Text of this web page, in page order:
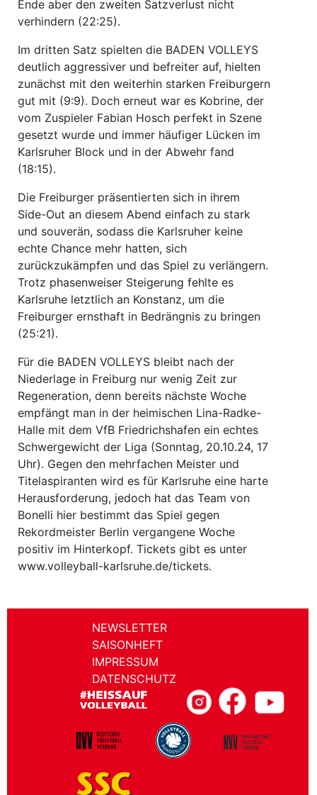
Ende aber den zweiten Satzverlust nicht
verhindern (22:25).
Im dritten Satz spielten die BADEN VOLLEYS
deutlich aggressiver und befreiter auf, hielten
zunächst mit den weiterhin starken Freiburgern
gut mit (9:9). Doch erneut war es Kobrine, der
vom Zuspieler Fabian Hosch perfekt in Szene
gesetzt wurde und immer häufiger Lücken im
Karlsruher Block und in der Abwehr fand
(18:15).
Die Freiburger präsentierten sich in ihrem
Side-Out an diesem Abend einfach zu stark
und souverän, sodass die Karlsruher keine
echte Chance mehr hatten, sich
zurückzukämpfen und das Spiel zu verlängern.
Trotz phasenweiser Steigerung fehlte es
Karlsruhe letztlich an Konstanz, um die
Freiburger ernsthaft in Bedrängnis zu bringen
(25:21).
Für die BADEN VOLLEYS bleibt nach der
Niederlage in Freiburg nur wenig Zeit zur
Regeneration, denn bereits nächste Woche
empfängt man in der heimischen Lina-Radke-
Halle mit dem VfB Friedrichshafen ein echtes
Schwergewicht der Liga (Sonntag, 20.10.24, 17
Uhr). Gegen den mehrfachen Meister und
Titelaspiranten wird es für Karlsruhe eine harte
Herausforderung, jedoch hat das Team von
Bonelli hier bestimmt das Spiel gegen
Rekordmeister Berlin vergangene Woche
positiv im Hinterkopf. Tickets gibt es unter
www.volleyball-karlsruhe.de/tickets.
NEWSLETTER
SAISONHEFT
IMPRESSUM
DATENSCHUTZ